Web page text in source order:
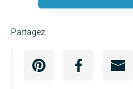
Partagez